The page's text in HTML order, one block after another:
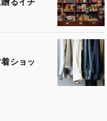
ショッ